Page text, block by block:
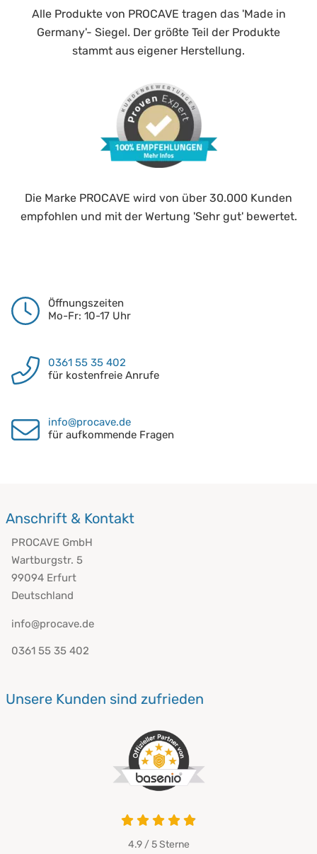
Alle Produkte von PROCAVE tragen das 'Made in
Germany'- Siegel. Der größte Teil der Produkte
stammt aus eigener Herstellung.
Die Marke PROCAVE wird von über 30.000 Kunden
empfohlen und mit der Wertung 'Sehr gut' bewertet.
Öffnungszeiten
Mo-Fr: 10-17 Uhr
0361 55 35 402
für kostenfreie Anrufe
info@procave.de
für aufkommende Fragen
Anschrift & Kontakt
PROCAVE GmbH
Wartburgstr. 5
99094 Erfurt
Deutschland
info@procave.de
0361 55 35 402
Unsere Kunden sind zufrieden
4.9 / 5Sterne